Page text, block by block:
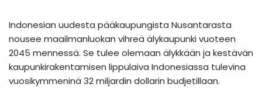
Indonesian uudesta pääkaupungista Nusantarasta
nousee maailmanluokan vihreä älykaupunki vuoteen
2045 mennessä. Se tulee olemaan älykkään ja kestävän
kaupunkirakentamisen lippulaiva Indonesiassa tulevina
vuosikymmeninä 32 miljardin dollarin budjetillaan.